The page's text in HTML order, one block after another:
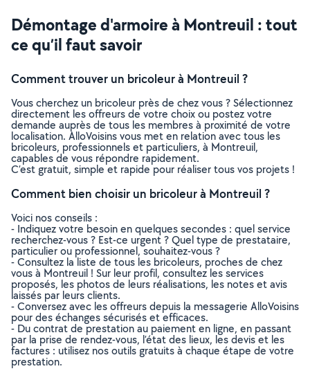
Démontage d'armoire à Montreuil : tout
ce qu’il faut savoir
Comment trouver un bricoleur à Montreuil ?
Vous cherchez un bricoleur près de chez vous ? Sélectionnez
directement les offreurs de votre choix ou postez votre
demande auprès de tous les membres à proximité de votre
localisation. AlloVoisins vous met en relation avec tous les
bricoleurs, professionnels et particuliers, à Montreuil,
capables de vous répondre rapidement.
C’est gratuit, simple et rapide pour réaliser tous vos projets !
Comment bien choisir un bricoleur à Montreuil ?
Voici nos conseils :
- Indiquez votre besoin en quelques secondes : quel service
recherchez-vous ? Est-ce urgent ? Quel type de prestataire,
particulier ou professionnel, souhaitez-vous ?
- Consultez la liste de tous les bricoleurs, proches de chez
vous à Montreuil ! Sur leur profil, consultez les services
proposés, les photos de leurs réalisations, les notes et avis
laissés par leurs clients.
- Conversez avec les offreurs depuis la messagerie AlloVoisins
pour des échanges sécurisés et efficaces.
- Du contrat de prestation au paiement en ligne, en passant
par la prise de rendez-vous, l’état des lieux, les devis et les
factures : utilisez nos outils gratuits à chaque étape de votre
prestation.